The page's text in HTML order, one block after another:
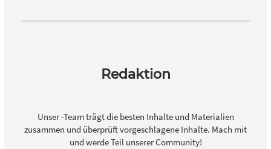
Redaktion
Unser -Team trägt die besten Inhalte und Materialien
zusammen und überprüft vorgeschlagene Inhalte. Mach mit
und werde Teil unserer Community!